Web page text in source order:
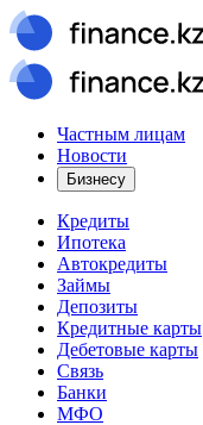
Частным лицам
Новости
Бизнесу
Кредиты
Ипотека
Автокредиты
Займы
Депозиты
Кредитные карты
Дебетовые карты
Связь
Банки
МФО